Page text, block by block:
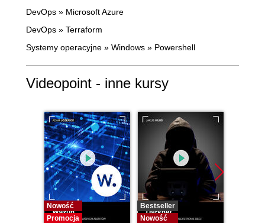
DevOps » Microsoft Azure
DevOps » Terraform
Systemy operacyjne » Windows » Powershell
Videopoint - inne kursy
Nowość
Promocja
Bestseller
Nowość